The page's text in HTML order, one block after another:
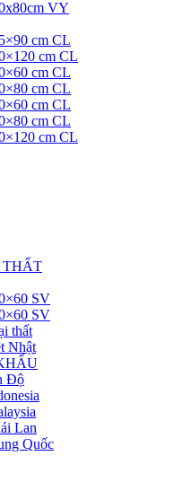
VY
cm CL
cm CL
cm CL
cm CL
cm CL
cm CL
cm CL
THẤT
SV
SV
thất
Nhật
Độ
Lan
Quốc